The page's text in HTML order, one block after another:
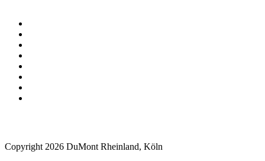
Copyright 2026 DuMont Rheinland, Köln